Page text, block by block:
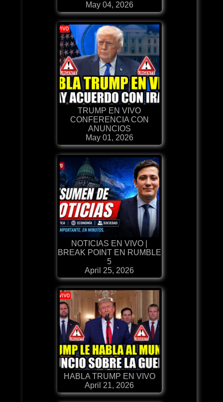
May 04, 2026
TRUMP EN VIVO
CONFERENCIA CON
ANUNCIOS
May 01, 2026
NOTICIAS EN VIVO |
BREAK POINT EN RUMBLE
5
April 25, 2026
HABLA TRUMP EN VIVO
April 21, 2026